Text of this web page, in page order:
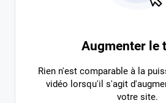
Augmenter le
Rien n'est comparable à la
vidéo lorsqu'il s'agit
votre site.